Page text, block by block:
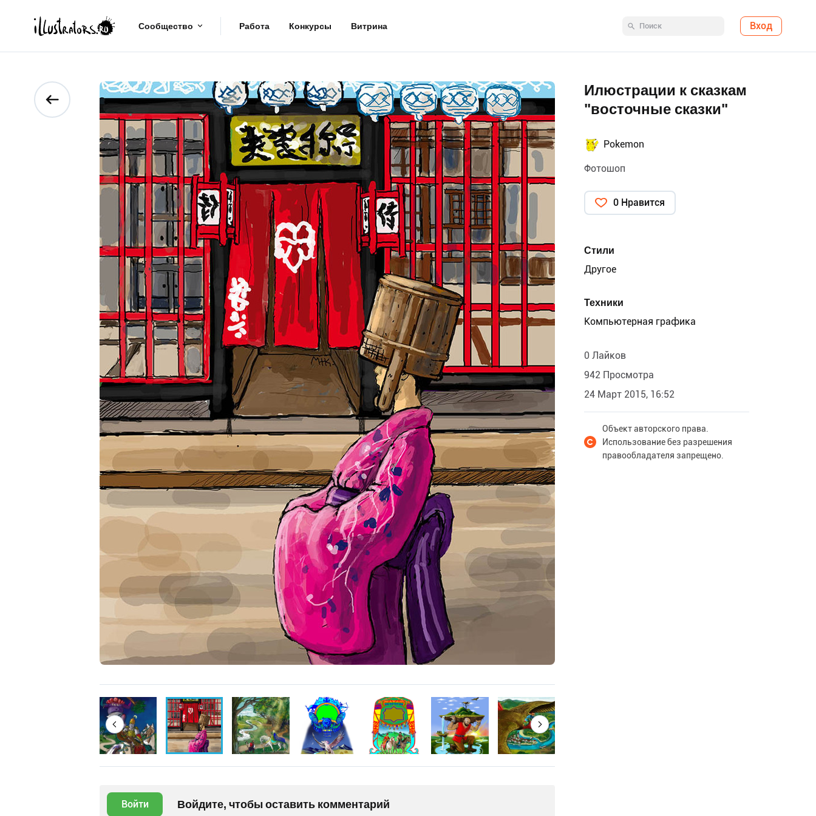
Сообщество Работа Конкурсы Витрина Вход
Войти Войдите, чтобы оставить комментарий
Илюстрации к сказкам
"восточные сказки"
Pokemon
Фотошоп
0 Нравится
Стили
Другое
Техники
Компьютерная графика
0 Лайков
942 Просмотра
24 Март 2015, 16:52
Объект авторского права.
Использование без разрешения
правообладателя запрещено.